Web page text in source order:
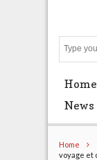
Home
News
Home
voyage et